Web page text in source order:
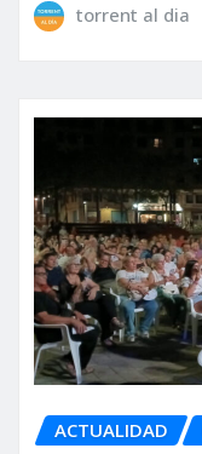
torrent al dia
ACTUALIDAD